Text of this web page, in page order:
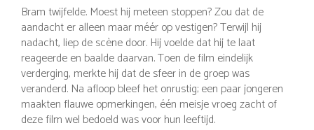
Bram twijfelde. Moest hij meteen stoppen? Zou dat de
aandacht er alleen maar méér op vestigen? Terwijl hij
nadacht, liep de scène door. Hij voelde dat hij te laat
reageerde en baalde daarvan. Toen de film eindelijk
verderging, merkte hij dat de sfeer in de groep was
veranderd. Na afloop bleef het onrustig; een paar jongeren
maakten flauwe opmerkingen, één meisje vroeg zacht of
deze film wel bedoeld was voor hun leeftijd.